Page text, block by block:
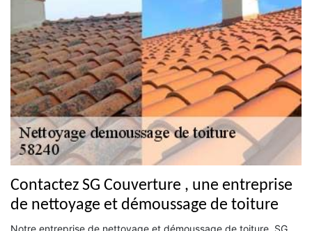
Contactez SG Couverture , une entreprise
de nettoyage et démoussage de toiture
Notre entreprise de nettoyage et démoussage de toiture, SG